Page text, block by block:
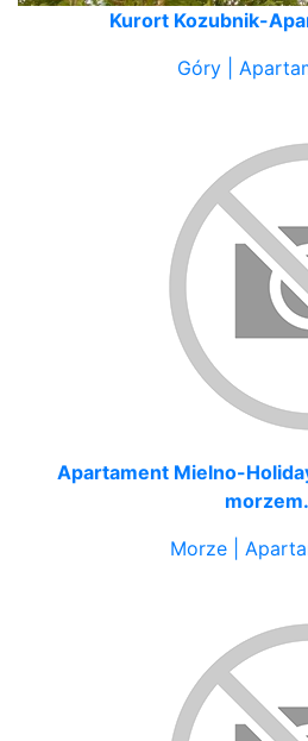
Kurort Kozubnik-
Góry |
Apartament Mielno-
morzem.
Morze |